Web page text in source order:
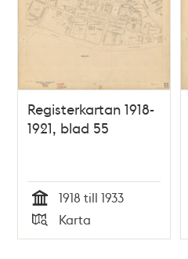
Registerkartan 1918-
1921, blad 55
Tid
1918 till 1933
Typ
Karta